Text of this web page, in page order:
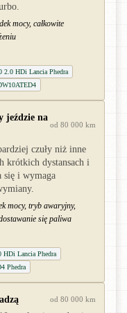
mocy, całkowite
2.0 HDi Lancia Phedra
jeździe na
od 80 000 km
czuły niż inne
krótkich dystansach i
się i wymaga
mocy, tryb awaryjny,
się paliwa
HDi Lancia Phedra
Phedra
od 80 000 km